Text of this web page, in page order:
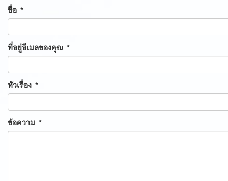
ชื่อ *
ที่อยู่อีเมลของคุณ *
หัวเรื่อง *
ข้อความ *